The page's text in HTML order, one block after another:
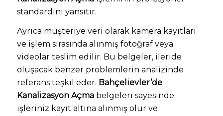
standardını yansıtır.
Ayrıca müşteriye veri olarak kamera kayıtları
ve işlem sırasında alınmış fotoğraf veya
videolar teslim edilir. Bu belgeler, ileride
oluşacak benzer problemlerin analizinde
referans teşkil eder. Bahçelievler’de
Kanalizasyon Açmabelgeleri sayesinde
işleriniz kayıt altına alınmış olur ve